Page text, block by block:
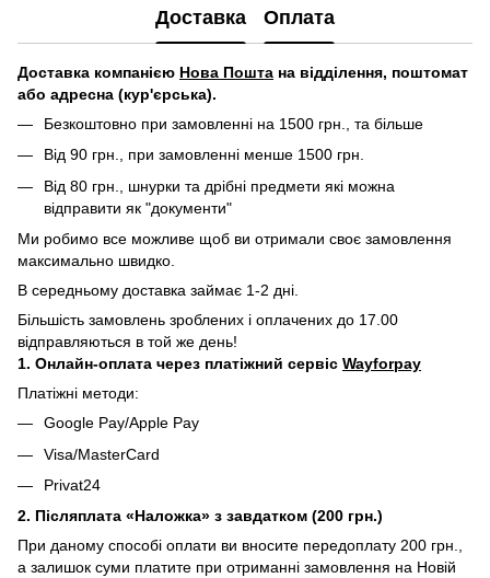
Доставка Оплата
Доставка компанією Нова Пошта на відділення, поштомат
або адресна (кур'єрська).
Безкоштовно при замовленні на 1500 грн., та більше
Від 90 грн., при замовленні менше 1500 грн.
Від 80 грн., шнурки та дрібні предмети які можна
відправити як "документи"
Ми робимо все можливе щоб ви отримали своє замовлення
максимально швидко.
В середньому доставка займає 1-2 дні.
Більшість замовлень зроблених і оплачених до 17.00
відправляються в той же день!
1. Онлайн-оплата через платіжний сервіс Wayforpay
Платіжні методи:
Google Pay/Apple Pay
Visa/MasterCard
Privat24
2. Післяплата «Наложка» з завдатком (200 грн.)
При даному способі оплати ви вносите передоплату 200 грн.,
а залишок суми платите при отриманні замовлення на Новій